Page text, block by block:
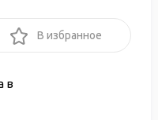
В избранное
в